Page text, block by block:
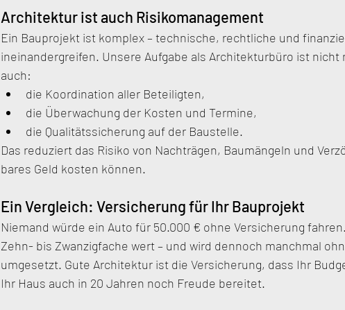
Architektur ist auch Risikomanagement
Ein Bauprojekt ist komplex – technische, rechtliche und
ineinandergreifen. Unsere Aufgabe als Architekturbüro ist nicht
auch:
die Koordination aller Beteiligten,
die Überwachung der Kosten und Termine,
die Qualitätssicherung auf der Baustelle.
Das reduziert das Risiko von Nachträgen, Baumängeln und
bares Geld kosten können.
Ein Vergleich: Versicherung für Ihr Bauprojekt
Niemand würde ein Auto für 50.000 € ohne Versicherung
Zehn- bis Zwanzigfache wert – und wird dennoch manchmal
umgesetzt. Gute Architektur ist die Versicherung, dass Ihr
Ihr Haus auch in 20 Jahren noch Freude bereitet.